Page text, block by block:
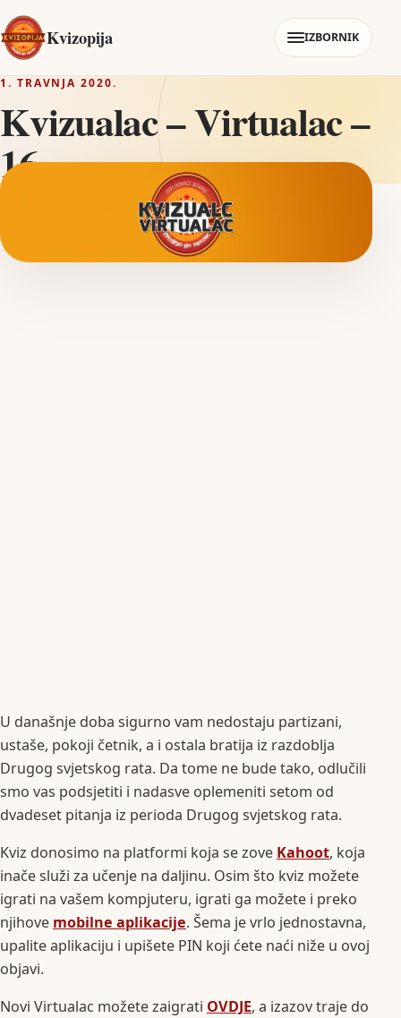
Kvizopija IZBORNIK
1. TRAVNJA 2020.
Kvizualac – Virtualac –
16
U današnje doba sigurno vam nedostaju partizani,
ustaše, pokoji četnik, a i ostala bratija iz razdoblja
Drugog svjetskog rata. Da tome ne bude tako, odlučili
smo vas podsjetiti i nadasve oplemeniti setom od
dvadeset pitanja iz perioda Drugog svjetskog rata.
Kviz donosimo na platformi koja se zove Kahoot, koja
inače služi za učenje na daljinu. Osim što kviz možete
igrati na vašem kompjuteru, igrati ga možete i preko
njihove mobilne aplikacije. Šema je vrlo jednostavna,
upalite aplikaciju i upišete PIN koji ćete naći niže u ovoj
objavi.
Novi Virtualac možete zaigrati OVDJE, a izazov traje do